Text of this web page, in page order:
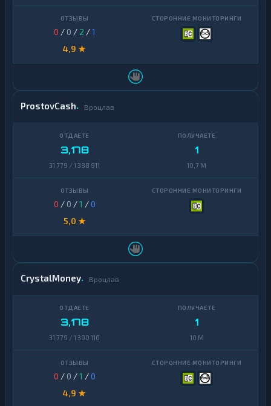
0 / 0 / 2 /1
4,9 ★
ProstovCash Вроцлав
3,178
31 779 / 1 388 911
1
10,7 M
0 / 0 /1 /0
5,0 ★
CrystalMoney Вроцлав
3,178
31 779 / 1 390 116
1
10 M
0 / 0 /1 /0
4,9 ★